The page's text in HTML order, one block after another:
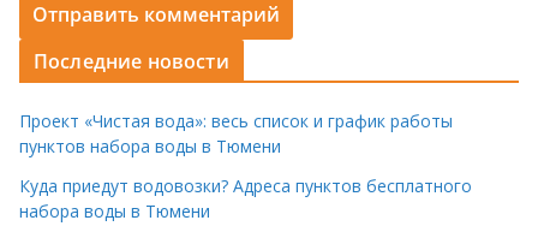
Последние новости
Проект «Чистая вода»: весь список и график работы
пунктов набора воды в Тюмени
Куда приедут водовозки? Адреса пунктов бесплатного
набора воды в Тюмени